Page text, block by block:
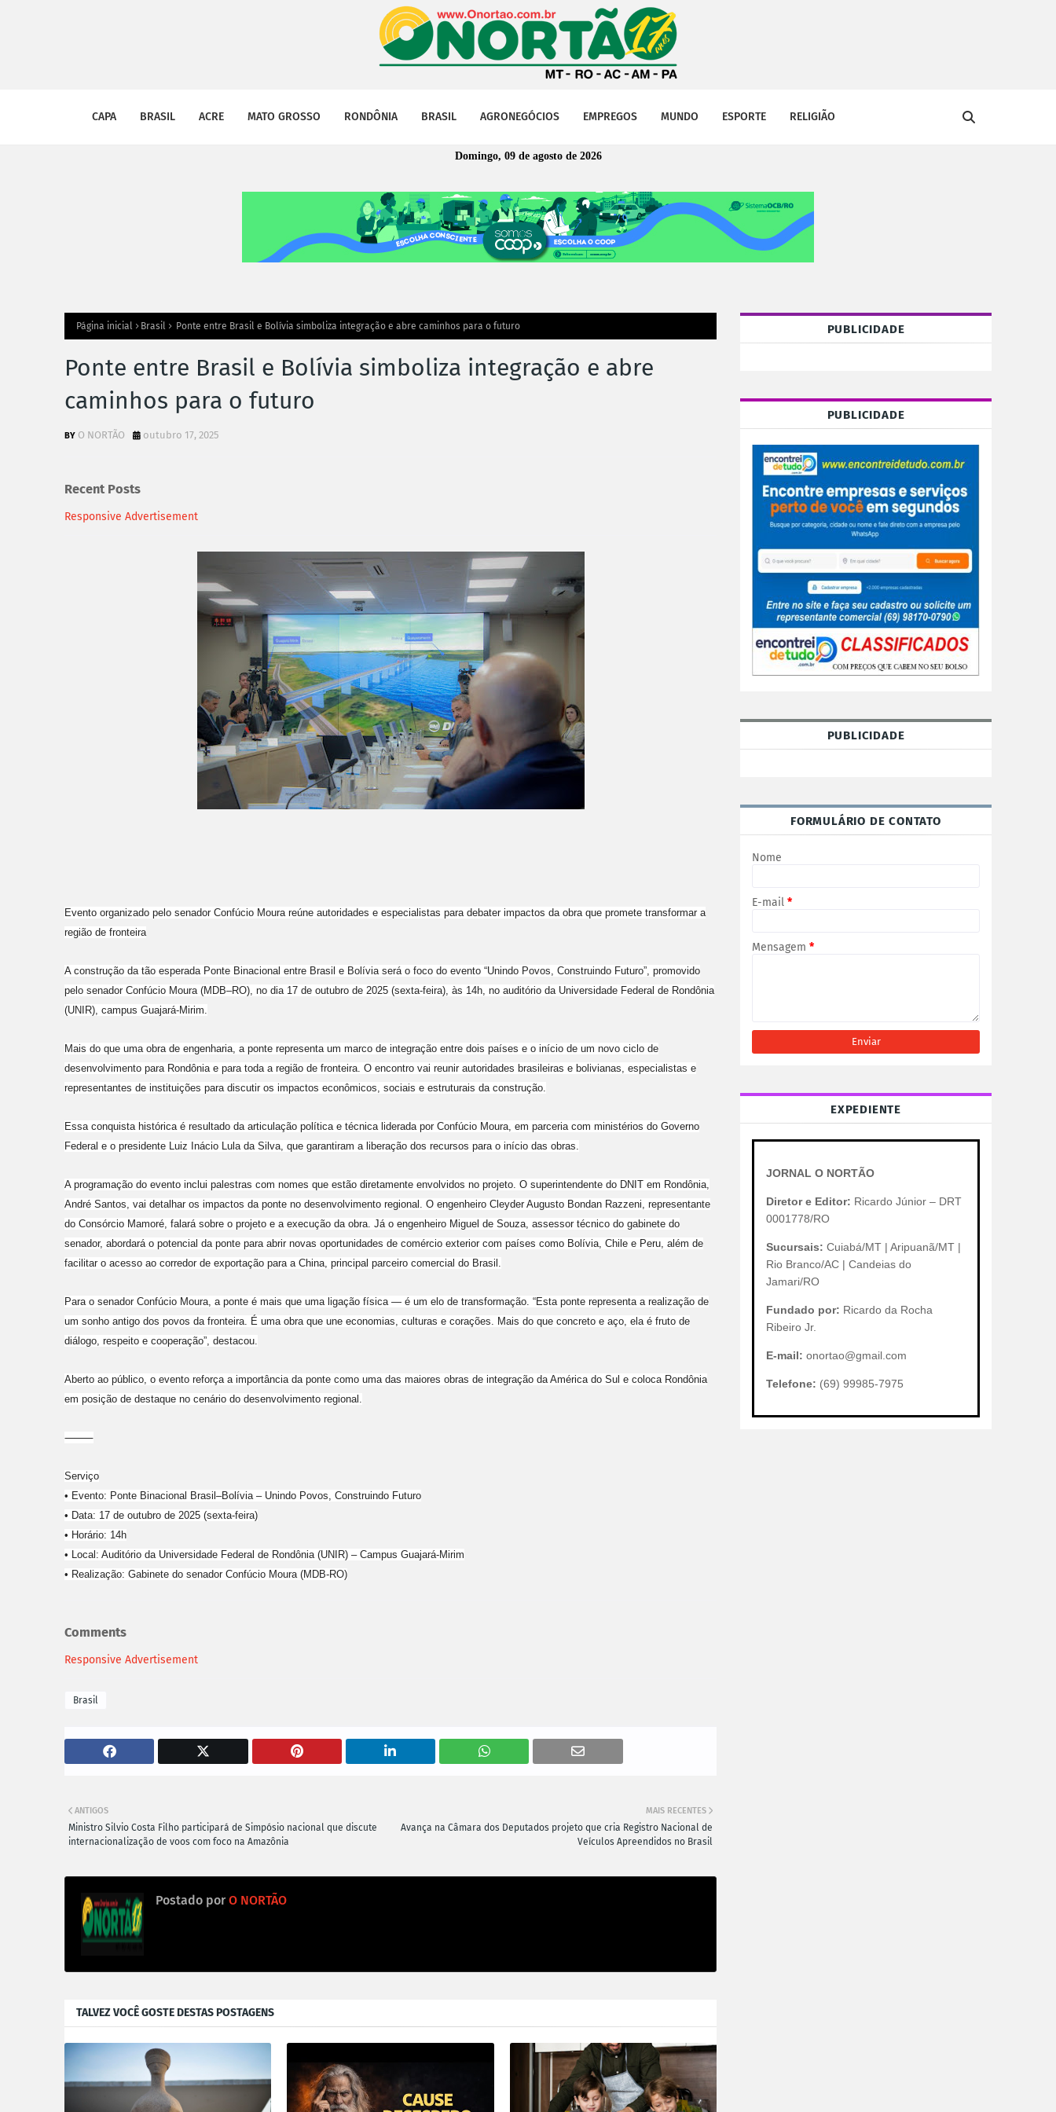
CAPA BRASIL ACRE MATO GROSSO RONDÔNIA BRASIL AGRONEGÓCIOS EMPREGOS MUNDO ESPORTE RELIGIÃO
Domingo, 09 de agosto de 2026
Página inicial Brasil Ponte entre Brasil e Bolívia simboliza integração e abre caminhos para o futuro
Ponte entre Brasil e Bolívia simboliza integração e abre
caminhos para o futuro
O NORTÃO outubro 17, 2025
Recent Posts
Responsive Advertisement
Evento organizado pelo senador Confúcio Moura reúne autoridades e especialistas para debater impactos da obra que promete transformar a
região de fronteira
A construção da tão esperada Ponte Binacional entre Brasil e Bolívia será o foco do evento “Unindo Povos, Construindo Futuro”, promovido
pelo senador Confúcio Moura (MDB–RO), no dia 17 de outubro de 2025 (sexta-feira), às 14h, no auditório da Universidade Federal de Rondônia
(UNIR), campus Guajará-Mirim.
Mais do que uma obra de engenharia, a ponte representa um marco de integração entre dois países e o início de um novo ciclo de
desenvolvimento para Rondônia e para toda a região de fronteira. O encontro vai reunir autoridades brasileiras e bolivianas, especialistas e
representantes de instituições para discutir os impactos econômicos, sociais e estruturais da construção.
Essa conquista histórica é resultado da articulação política e técnica liderada por Confúcio Moura, em parceria com ministérios do Governo
Federal e o presidente Luiz Inácio Lula da Silva, que garantiram a liberação dos recursos para o início das obras.
A programação do evento inclui palestras com nomes que estão diretamente envolvidos no projeto. O superintendente do DNIT em Rondônia,
André Santos, vai detalhar os impactos da ponte no desenvolvimento regional. O engenheiro Cleyder Augusto Bondan Razzeni, representante
do Consórcio Mamoré, falará sobre o projeto e a execução da obra. Já o engenheiro Miguel de Souza, assessor técnico do gabinete do
senador, abordará o potencial da ponte para abrir novas oportunidades de comércio exterior com países como Bolívia, Chile e Peru, além de
facilitar o acesso ao corredor de exportação para a China, principal parceiro comercial do Brasil.
Para o senador Confúcio Moura, a ponte é mais que uma ligação física — é um elo de transformação. “Esta ponte representa a realização de
um sonho antigo dos povos da fronteira. É uma obra que une economias, culturas e corações. Mais do que concreto e aço, ela é fruto de
diálogo, respeito e cooperação”, destacou.
Aberto ao público, o evento reforça a importância da ponte como uma das maiores obras de integração da América do Sul e coloca Rondônia
em posição de destaque no cenário do desenvolvimento regional.
⸻
Serviço
• Evento: Ponte Binacional Brasil–Bolívia – Unindo Povos, Construindo Futuro
• Data: 17 de outubro de 2025 (sexta-feira)
• Horário: 14h
• Local: Auditório da Universidade Federal de Rondônia (UNIR) – Campus Guajará-Mirim
• Realização: Gabinete do senador Confúcio Moura (MDB-RO)
Comments
Responsive Advertisement
Brasil
MAIS RECENTES
Avança na Câmara dos Deputados projeto que cria Registro Nacional de
Veículos Apreendidos no Brasil
ANTIGOS
Ministro Silvio Costa Filho participará de Simpósio nacional que discute
internacionalização de voos com foco na Amazônia
Postado por O NORTÃO
TALVEZ VOCÊ GOSTE DESTAS POSTAGENS
PUBLICIDADE
PUBLICIDADE
PUBLICIDADE
FORMULÁRIO DE CONTATO
Nome
E-mail *
Mensagem *
EXPEDIENTE
JORNAL O NORTÃO
Diretor e Editor: Ricardo Júnior – DRT
0001778/RO
Sucursais: Cuiabá/MT | Aripuanã/MT |
Rio Branco/AC | Candeias do
Jamari/RO
Fundado por: Ricardo da Rocha
Ribeiro Jr.
E-mail: onortao@gmail.com
Telefone: (69) 99985-7975